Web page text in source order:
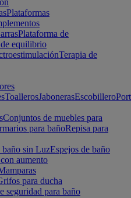
Plataformas
Plataforma de
equilibrio
Terapia de
ToallerosJabonerasEscobillero
Conjuntos de muebles para
para bañoRepisa para
baño sin LuzEspejos de baño
aumento
para ducha
seguridad para baño